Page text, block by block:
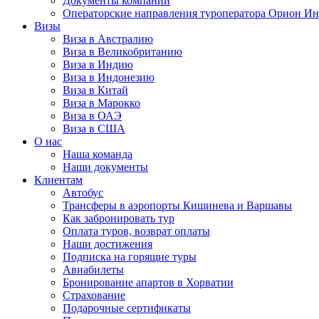
Операторские направления туроператора Орион
Визы
Виза в Австралию
Виза в Великобританию
Виза в Индию
Виза в Индонезию
Виза в Китай
Виза в Марокко
Виза в ОАЭ
Виза в США
О нас
Наша команда
Наши документы
Клиентам
Автобус
Трансферы в аэропорты Кишинева и Варшавы
Как забронировать тур
Оплата туров, возврат оплаты
Наши достижения
Подписка на горящие туры
Авиабилеты
Бронирование апартов в Хорватии
Страхование
Подарочные сертификаты